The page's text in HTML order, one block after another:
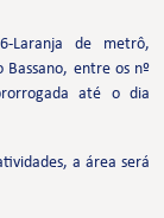
Laranja de metrô,
entre os nº
até o dia
a área será